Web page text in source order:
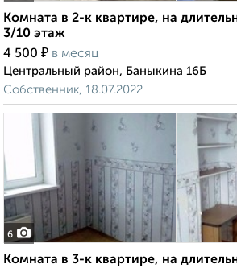
Комната в 2-к квартире, на
3/10 этаж
4 500 ₽ в месяц
Центральный район, Баныкина 16Б
Собственник, 18.07.2022
6
Комната в 3-к квартире, на